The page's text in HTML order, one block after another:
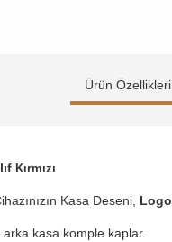
Ürün Özellikleri
Kırmızı
Kasa Deseni, Logo
kasa komple kaplar.